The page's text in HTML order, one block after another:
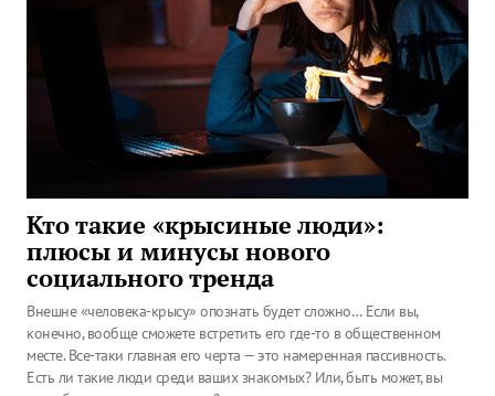
Кто такие «крысиные люди»:
плюсы и минусы нового
социального тренда
Внешне «человека-крысу» опознать будет сложно… Если вы,
конечно, вообще сможете встретить его где-то в общественном
месте. Все-таки главная его черта — это намеренная пассивность.
Есть ли такие люди среди ваших знакомых? Или, быть может, вы